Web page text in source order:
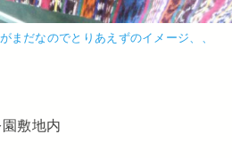
まだなのでとりあえずのイメージ、、
敷地内